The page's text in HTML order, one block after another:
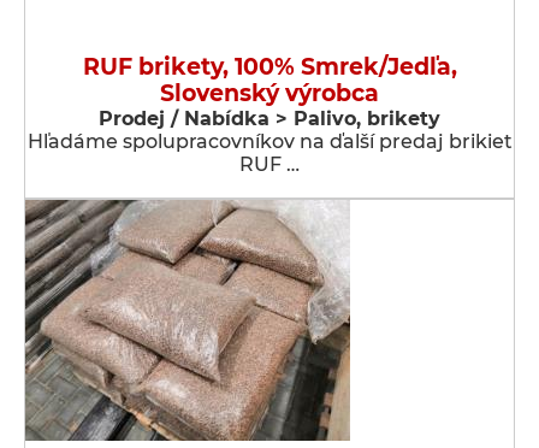
RUF brikety, 100% Smrek/Jedľa,
Slovenský výrobca
Prodej / Nabídka > Palivo, brikety
Hľadáme spolupracovníkov na ďalší predaj brikiet
RUF …